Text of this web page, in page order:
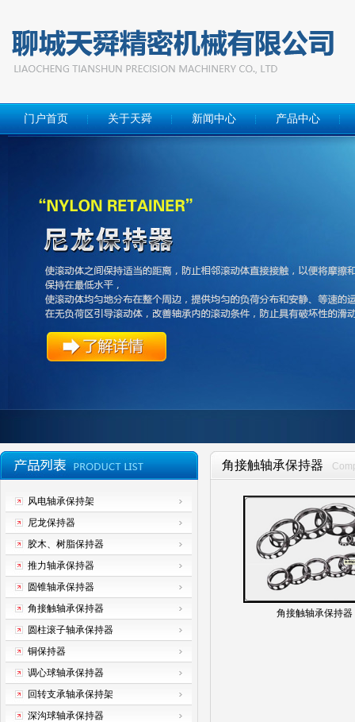
门户首页 关于天舜 新闻中心 产品中心
角接触轴承保持器
角接触轴承保持器
风电轴承保持架
尼龙保持器
胶木、树脂保持器
推力轴承保持器
圆锥轴承保持器
角接触轴承保持器
圆柱滚子轴承保持器
铜保持器
调心球轴承保持器
回转支承轴承保持架
深沟球轴承保持器